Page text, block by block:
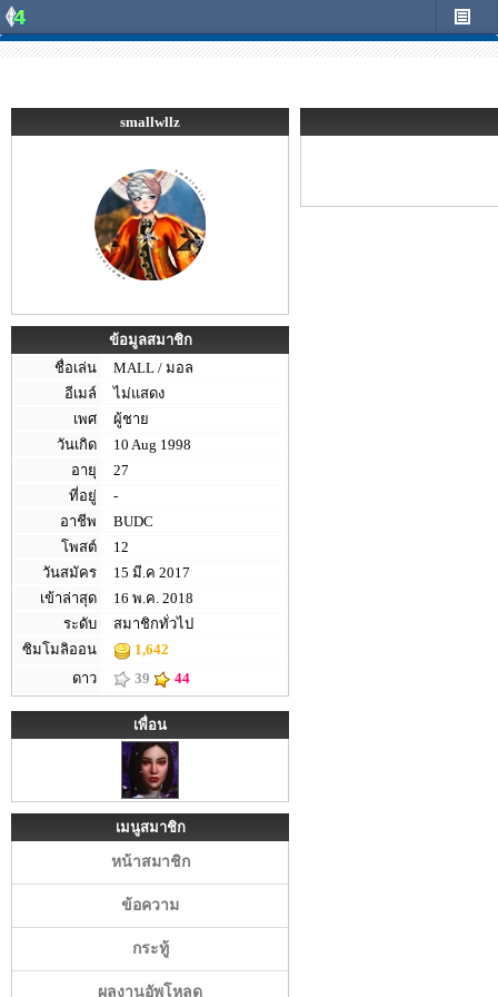
smallwllz
ข้อมูลสมาชิก
ชื่อเล่น
MALL / มอล
อีเมล์
ไม่แสดง
เพศ
ผู้ชาย
วันเกิด
10 Aug 1998
อายุ
27
ที่อยู่
-
อาชีพ
BUDC
โพสต์
12
วันสมัคร
15 มี.ค 2017
เข้าล่าสุด
16 พ.ค. 2018
ระดับ
สมาชิกทั่วไป
ซิมโมลิออน
1,642
ดาว
39 44
เพื่อน
เมนูสมาชิก
หน้าสมาชิก
ข้อความ
กระทู้
ผลงานอัพโหลด